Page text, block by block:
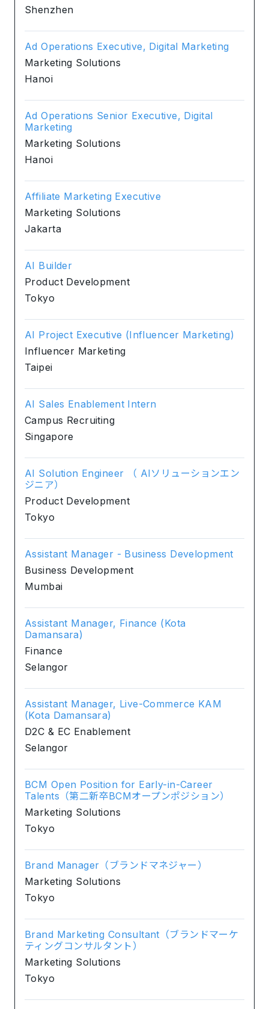
Shenzhen
Ad Operations Executive, Digital Marketing
Marketing Solutions
Hanoi
Ad Operations Senior Executive, Digital
Marketing
Marketing Solutions
Hanoi
Affiliate Marketing Executive
Marketing Solutions
Jakarta
AI Builder
Product Development
Tokyo
AI Project Executive (Influencer Marketing)
Influencer Marketing
Taipei
AI Sales Enablement Intern
Campus Recruiting
Singapore
AI Solution Engineer （ AIソリューションエン
ジニア）
Product Development
Tokyo
Assistant Manager - Business Development
Business Development
Mumbai
Assistant Manager, Finance (Kota
Damansara)
Finance
Selangor
Assistant Manager, Live-Commerce KAM
(Kota Damansara)
D2C & EC Enablement
Selangor
BCM Open Position for Early-in-Career
Talents（第二新卒BCMオープンポジション）
Marketing Solutions
Tokyo
Brand Manager（ブランドマネジャー）
Marketing Solutions
Tokyo
Brand Marketing Consultant（ブランドマーケ
ティングコンサルタント）
Marketing Solutions
Tokyo